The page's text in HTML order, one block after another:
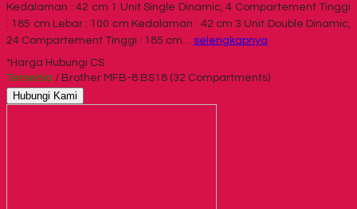
Kedalaman : 42 cm 1 Unit Single Dinamic, 4 Compartement Tinggi
: 185 cm Lebar : 100 cm Kedalaman : 42 cm 3 Unit Double Dinamic,
24 Compartement Tinggi : 185 cm… selengkapnya
*Harga Hubungi CS
Tersedia / Brother MFB-8 BS18 (32 Compartments)
Hubungi Kami